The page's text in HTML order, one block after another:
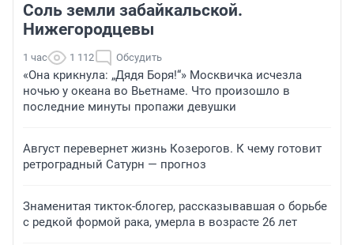
Соль земли забайкальской.
Нижегородцевы
1 час 1 112 Обсудить
«Она крикнула: „Дядя Боря!“» Москвичка исчезла
ночью у океана во Вьетнаме. Что произошло в
последние минуты пропажи девушки
Август перевернет жизнь Козерогов. К чему готовит
ретроградный Сатурн — прогноз
Знаменитая тикток-блогер, рассказывавшая о борьбе
с редкой формой рака, умерла в возрасте 26 лет